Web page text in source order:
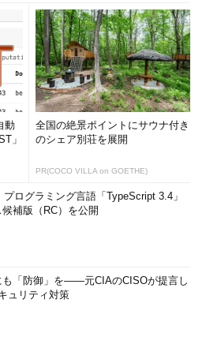
動
」
全国の絶景ポイントにサウナ付き
のシェア別荘を展開
PR(COCO VILLA on GOETHE)
プログラミング言語「TypeScript 3.4」
補版（RC）を公開
も「防御」を――元CIAのCISOが提言し
ュリティ対策